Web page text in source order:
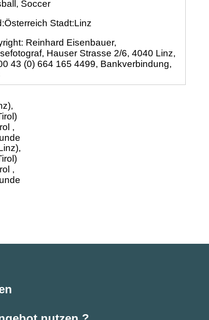
Soccer
Stadt:Linz
Reinhard Eisenbauer,
Hauser Strasse 2/6, 4040 Linz,
43 (0) 664 165 4499, Bankverbindung,
,